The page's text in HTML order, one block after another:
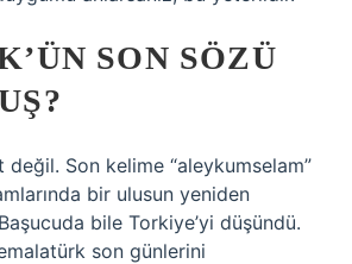
SON SÖZÜ
Son kelime “aleykumselam”
bir ulusun yeniden
bile Torkiye’yi düşündü.
son günlerini